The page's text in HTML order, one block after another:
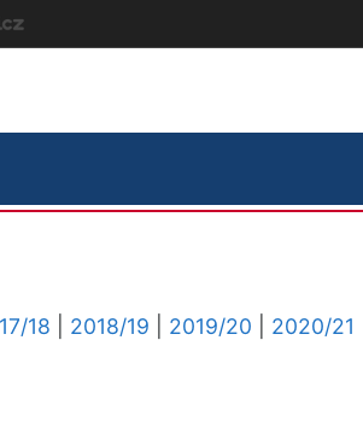
18 2018/19 2019/20
2020/21